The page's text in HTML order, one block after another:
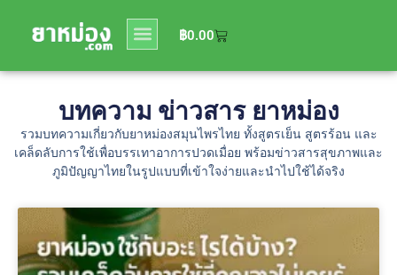
฿0.00
฿0.00
บทความ ข่าวสาร ยาหม่อง
รวมบทความเกี่ยวกับยาหม่องสมุนไพรไทย ทั้งสูตรเย็น สูตรร้อน และ
เคล็ดลับการใช้เพื่อบรรเทาอาการปวดเมื่อย พร้อมข่าวสารสุขภาพและ
ภูมิปัญญาไทยในรูปแบบที่เข้าใจง่ายและนำไปใช้ได้จริง